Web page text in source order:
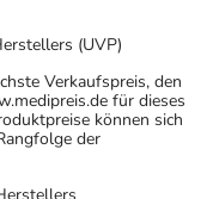
gegenüber Lactose.
müssen, sollten
(UVP)
Verkaufspreis, den
für dieses
können sich
der